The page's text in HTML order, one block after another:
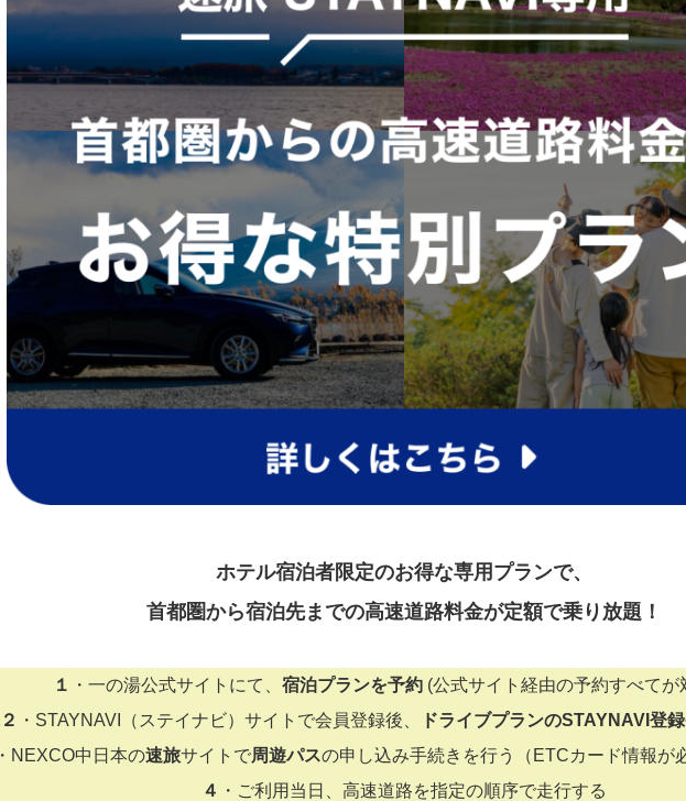
ホテル宿泊者限定のお得な専用プランで、
首都圏から宿泊先までの高速道路料金が定額で乗り放題！
１ ・一の湯公式サイトにて、 宿泊プランを予約 (公式サイト経由の予約すべてが
２ ・STAYNAVI（ステイナビ）サイトで会員登録後、 ドライブプランのSTAYNAVI登
・NEXCO中日本の速旅サイトで周遊パスの申し込み手続きを行う（ETCカード情報が
４ ・ご利用当日、高速道路を指定の順序で走行する